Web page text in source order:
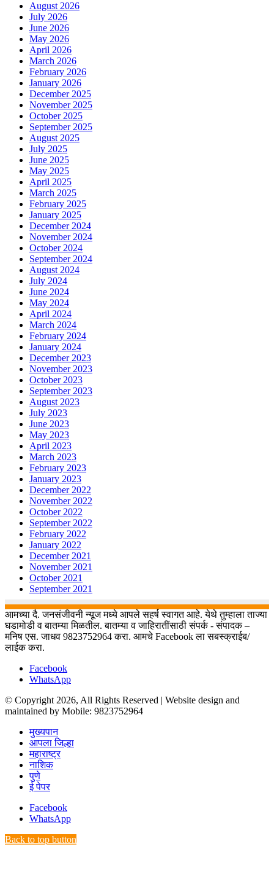
August 2026
July 2026
June 2026
May 2026
April 2026
March 2026
February 2026
January 2026
December 2025
November 2025
October 2025
September 2025
August 2025
July 2025
June 2025
May 2025
April 2025
March 2025
February 2025
January 2025
December 2024
November 2024
October 2024
September 2024
August 2024
July 2024
June 2024
May 2024
April 2024
March 2024
February 2024
January 2024
December 2023
November 2023
October 2023
September 2023
August 2023
July 2023
June 2023
May 2023
April 2023
March 2023
February 2023
January 2023
December 2022
November 2022
October 2022
September 2022
February 2022
January 2022
December 2021
November 2021
October 2021
September 2021
आमच्या दै. जनसंजीवनी न्यूज मध्ये आपले सहर्ष स्वागत आहे. येथे तुम्हाला ताज्या
घडामोडी व बातम्या मिळतील. बातम्या व जाहिरातींसाठी संपर्क - संपादक –
मनिष एस. जाधव 9823752964 करा. आमचे Facebook ला सबस्क्राईब/
लाईक करा.
Facebook
WhatsApp
© Copyright 2026, All Rights Reserved | Website design and
maintained by Mobile: 9823752964
मुख्यपान
आपला जिल्हा
महाराष्ट्र
नाशिक
पुणे
ई पेपर
Facebook
WhatsApp
Back to top button